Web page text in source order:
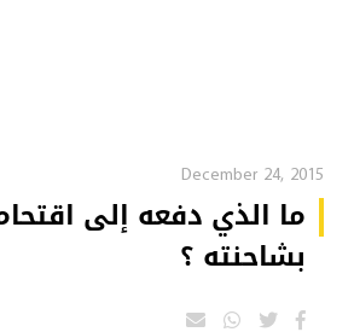
December 24, 2015
ما الذي دفعه إلى
بشاحنته ؟